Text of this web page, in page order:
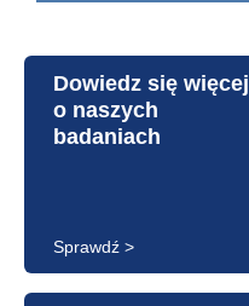
Dowiedz się więcej
o naszych
badaniach
Sprawdź >